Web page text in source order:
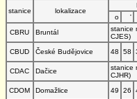
stanice lokalizace
o
'
CBRU
Bruntál
stanice
CJES)
CBUD
České Budějovice 48 58
CDAC
Dačice
stanice
CJHR)
CDOM
Domažlice 49 26